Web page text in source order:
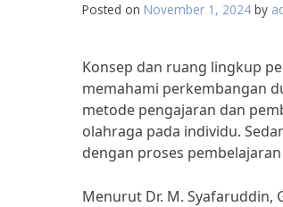
Posted on November 1, 2024 by
Konsep dan ruang lingkup
memahami perkembangan
metode pengajaran dan
olahraga pada individu.
dengan proses
Menurut Dr. M. Syafaruddin,